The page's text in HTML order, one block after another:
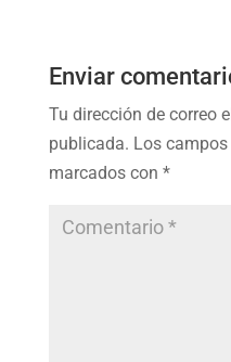
Enviar
Tu dirección de correo
publicada. Los
marcados con *